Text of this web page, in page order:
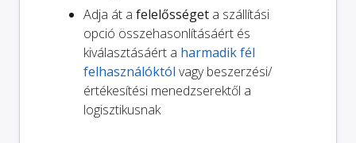
Adja át a felelősséget a szállítási
opció összehasonlításáért és
kiválasztásáért a harmadik fél
felhasználóktól vagy beszerzési/
értékesítési menedzserektől a
logisztikusnak